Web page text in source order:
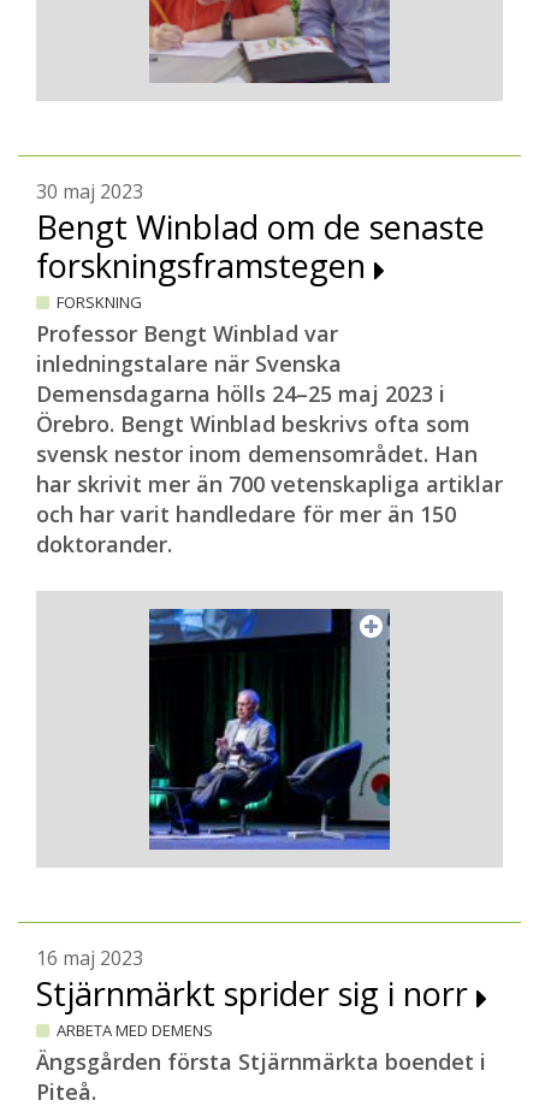
30 maj 2023
Bengt Winblad om de senaste
forskningsframstegen
FORSKNING
Professor Bengt Winblad var
inledningstalare när Svenska
Demensdagarna hölls 24–25 maj 2023 i
Örebro. Bengt Winblad beskrivs ofta som
svensk nestor inom demensområdet. Han
har skrivit mer än 700 vetenskapliga artiklar
och har varit handledare för mer än 150
doktorander.
16 maj 2023
Stjärnmärkt sprider sig i norr
ARBETA MED DEMENS
Ängsgården första Stjärnmärkta boendet i
Piteå.